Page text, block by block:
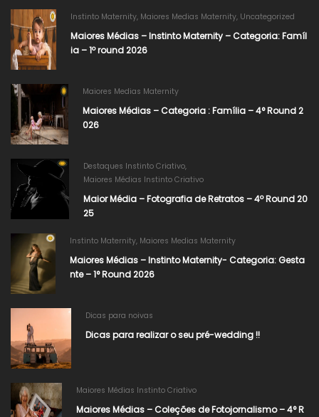
Instinto Maternity, Maiores Medias Maternity, Uncategorized
Maiores Médias – Instinto Maternity – Categoria: Famíl
ia – 1º round 2026
Maiores Medias Maternity
Maiores Médias – Categoria : Família – 4° Round 2
026
Destaques Instinto Criativo,
Maiores Médias Instinto Criativo
Maior Média – Fotografia de Retratos – 4º Round 20
25
Instinto Maternity, Maiores Medias Maternity
Maiores Médias – Instinto Maternity- Categoria: Gesta
nte – 1° Round 2026
Dicas para noivas
Dicas para realizar o seu pré-wedding !!
Maiores Médias Instinto Criativo
Maiores Médias – Coleções de Fotojornalismo – 4° R